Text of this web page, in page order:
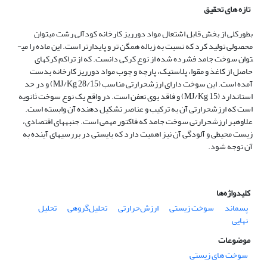
تازه های تحقیق
بطورکلی از بخش قابل اشتعال مواد دورریز کارخانه کودآلی رشت می­توان
محصولی تولید کرد که نسبت به زباله همگن تر و پایدارتر است. این ماده را می­
توان سوخت ­جامد فشرده شده از نوع­ کرکی دانست. که از تراکم کرک­های
حاصل از کاغذ و­ مقوا، پلاستیک، پارچه و چوب مواد دورریز کارخانه بدست
آمده­ است. این سوخت دارای ارزش­حرارتی مناسب (MJ/Kg 28/15) و در حد
استاندارد (MJ/Kg 15) و فاقد بوی تعفن است. در واقع یک نوع سوخت ثانویه
­است که ارزش­حرارتی آن به ترکیب و عناصر تشکیل دهنده آن وابسته ­است.
علاوه­بر ارزش­حرارتی سوخت ­جامد که فاکتور مهمی است. جنبه­های اقتصادی،
زیست محیطی و آلودگی آن نیز اهمیت دارد که بایستی در بررسی­های آینده به
آن توجه شود.
کلیدواژه‌ها
پسماند
سوخت زیستی ارزش‌حرارتی تحلیل‌گروهی تحلیل
نهایی
موضوعات
سوخت های زیستی